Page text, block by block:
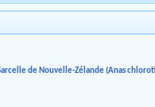
de Nouvelle-Zélande (Anas